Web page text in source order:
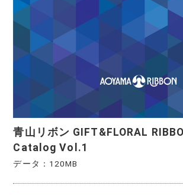
青山リボン GIFT&FLORAL
Catalog Vol.1
データ：120MB